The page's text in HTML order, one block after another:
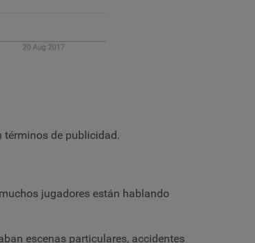
términos de publicidad.
jugadores están hablando
escenas particulares, accidentes